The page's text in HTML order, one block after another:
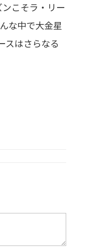
こそラ・リー
な中で大金星
スはさらなる